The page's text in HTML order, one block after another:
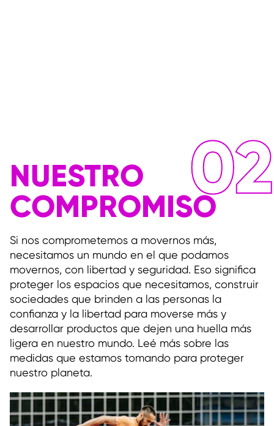
02
NUESTRO
COMPROMISO
Si nos comprometemos a movernos más,
necesitamos un mundo en el que podamos
movernos, con libertad y seguridad. Eso significa
proteger los espacios que necesitamos, construir
sociedades que brinden a las personas la
confianza y la libertad para moverse más y
desarrollar productos que dejen una huella más
ligera en nuestro mundo. Leé más sobre las
medidas que estamos tomando para proteger
nuestro planeta.